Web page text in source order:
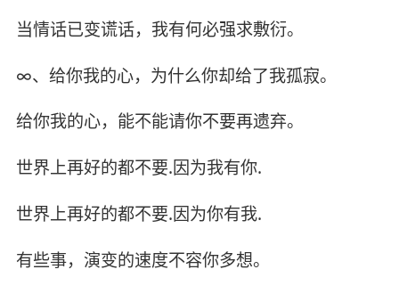
当情话已变谎话，我有何必强求敷衍。
∞、给你我的心，为什么你却给了我孤寂。
给你我的心，能不能请你不要再遗弃。
世界上再好的都不要.因为我有你.
世界上再好的都不要.因为你有我.
有些事，演变的速度不容你多想。